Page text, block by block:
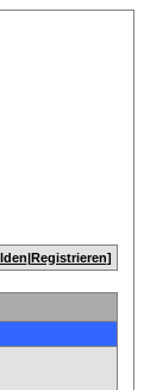
|Registrieren]